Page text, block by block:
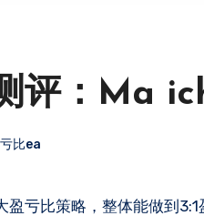
评：Ma
比ea